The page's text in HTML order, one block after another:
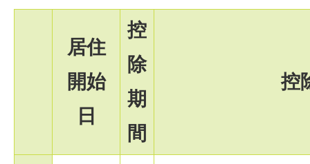
居住
開始
日
控
除
期
間
控